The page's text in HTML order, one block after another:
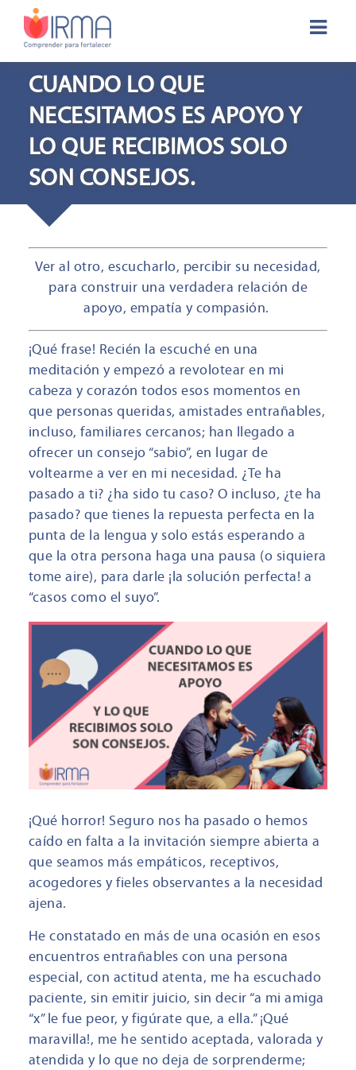
CUANDO LO QUE
NECESITAMOS ES APOYO Y
LO QUE RECIBIMOS SOLO
SON CONSEJOS.
Ver al otro, escucharlo, percibir su necesidad,
para construir una verdadera relación de
apoyo, empatía y compasión.
¡Qué frase! Recién la escuché en una
meditación y empezó a revolotear en mi
cabeza y corazón todos esos momentos en
que personas queridas, amistades entrañables,
incluso, familiares cercanos; han llegado a
ofrecer un consejo “sabio”, en lugar de
voltearme a ver en mi necesidad. ¿Te ha
pasado a ti? ¿ha sido tu caso? O incluso, ¿te ha
pasado? que tienes la repuesta perfecta en la
punta de la lengua y solo estás esperando a
que la otra persona haga una pausa (o siquiera
tome aire), para darle ¡la solución perfecta! a
“casos como el suyo”.
¡Qué horror! Seguro nos ha pasado o hemos
caído en falta a la invitación siempre abierta a
que seamos más empáticos, receptivos,
acogedores y fieles observantes a la necesidad
ajena.
He constatado en más de una ocasión en esos
encuentros entrañables con una persona
especial, con actitud atenta, me ha escuchado
paciente, sin emitir juicio, sin decir “a mi amiga
“x” le fue peor, y figúrate que, a ella.” ¡Qué
maravilla!, me he sentido aceptada, valorada y
atendida y lo que no deja de sorprenderme;